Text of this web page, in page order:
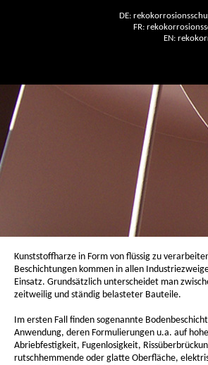
Kunststoffharze in Form von flüssig zu
Beschichtungen kommen in allen
Einsatz. Grundsätzlich unterscheidet man
zeitweilig und ständig belasteter Bauteile.
Im ersten Fall finden sogenannte
Anwendung, deren Formulierungen u.a. auf hohe
Abriebfestigkeit, Fugenlosigkeit,
rutschhemmende oder glatte Oberfläche,
DE:
FR:
EN: